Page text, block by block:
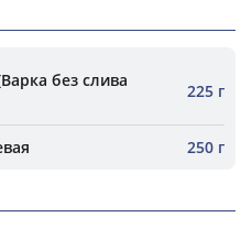
без слива
225 г
250 г